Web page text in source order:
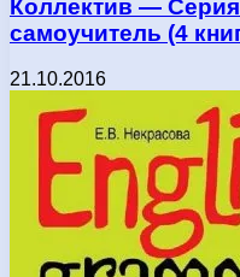
Коллектив —
самоучитель (4
21.10.2016